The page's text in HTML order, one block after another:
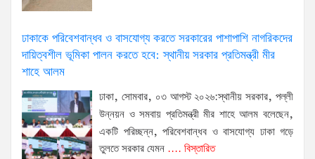
ঢাকাকে পরিবেশবান্ধব ও বাসযোগ্য করতে সরকারের পাশাপাশি নাগরিকদের
দায়িত্বশীল ভূমিকা পালন করতে হবে: স্থানীয় সরকার প্রতিমন্ত্রী মীর
শাহে আলম
ঢাকা, সোমবার, ০৩ আগস্ট ২০২৬:স্থানীয় সরকার, পল্লী
উন্নয়ন ও সমবায় প্রতিমন্ত্রী মীর শাহে আলম বলেছেন,
একটি পরিচ্ছন্ন, পরিবেশবান্ধব ও বাসযোগ্য ঢাকা গড়ে
তুলতে সরকার যেমন .... বিস্তারিত